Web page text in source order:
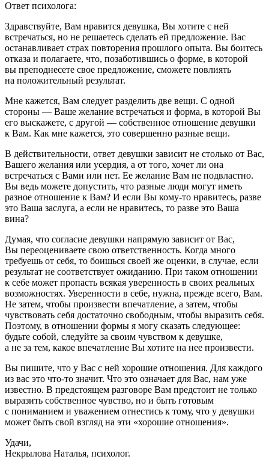
Ответ психолога:
Здравствуйте, Вам нравится девушка, Вы хотите с ней
встречаться, но не решаетесь сделать ей предложение. Вас
останавливает страх повторения прошлого опыта. Вы боитесь
отказа и полагаете, что, позаботившись о форме, в которой
вы преподнесете свое предложение, сможете повлиять
на положительный результат.
Мне кажется, Вам следует разделить две вещи. С одной
стороны — Ваше желание встречаться и форма, в которой Вы
его выскажете, с другой — собственное отношение девушки
к Вам. Как мне кажется, это совершенно разные вещи.
В действительности, ответ девушки зависит не столько от Вас,
Вашего желания или усердия, а от того, хочет ли она
встречаться с Вами или нет. Ее желание Вам не подвластно.
Вы ведь можете допустить, что разные люди могут иметь
разное отношение к Вам? И если Вы кому-то нравитесь, разве
это Ваша заслуга, а если не нравитесь, то разве это Ваша
вина?
Думая, что согласие девушки напрямую зависит от Вас,
Вы переоцениваете свою ответственность. Когда много
требуешь от себя, то боишься своей же оценки, в случае, если
результат не соответствует ожиданию. При таком отношении
к себе может пропасть всякая уверенность в своих реальных
возможностях. Уверенности в себе, нужна, прежде всего, Вам.
Не затем, чтобы произвести впечатление, а затем, чтобы
чувствовать себя достаточно свободным, чтобы выразить себя.
Поэтому, в отношении формы я могу сказать следующее:
будьте собой, следуйте за своим чувством к девушке,
а не за тем, какое впечатление Вы хотите на нее произвести.
Вы пишите, что у Вас с ней хорошие отношения. Для каждого
из вас это что-то значит. Что это означает для Вас, нам уже
известно. В предстоящем разговоре Вам предстоит не только
выразить собственное чувство, но и быть готовым
с пониманием и уважением отнестись к тому, что у девушки
может быть свой взгляд на эти «хорошие отношения».
Удачи,
Некрылова Наталья, психолог.